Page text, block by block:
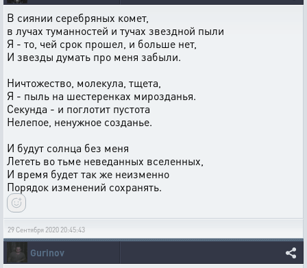
В сиянии серебряных комет,
в лучах туманностей и тучах звездной пыли
Я - то, чей срок прошел, и больше нет,
И звезды думать про меня забыли.
Ничтожество, молекула, тщета,
Я - пыль на шестеренках мирозданья.
Секунда - и поглотит пустота
Нелепое, ненужное созданье.
И будут солнца без меня
Лететь во тьме неведанных вселенных,
И время будет так же неизменно
Порядок изменений сохранять.
29 Сентября 2020 20:45:43
Gurinov